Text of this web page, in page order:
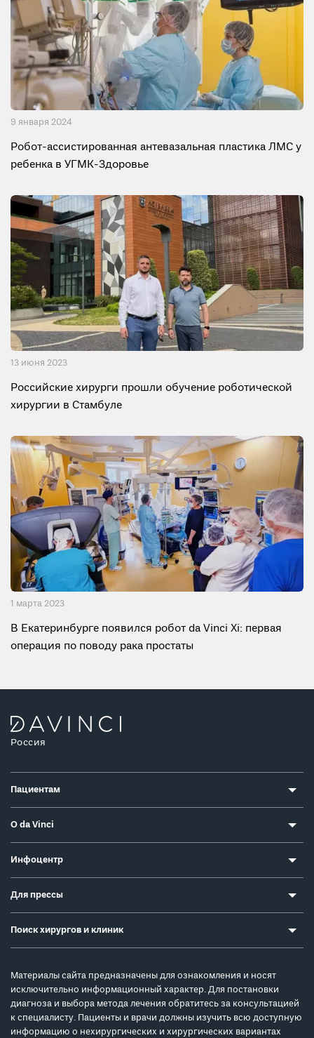
9 января 2024
Робот-ассистированная антевазальная пластика ЛМС у
ребенка в УГМК-Здоровье
13 июня 2023
Российские хирурги прошли обучение роботической
хирургии в Стамбуле
1 мартa 2023
В Екатеринбурге появился робот da Vinci Xi: первая
операция по поводу рака простаты
Россия
Пациентам
О da Vinci
Инфоцентр
Для прессы
Поиск хирургов и клиник
Материалы сайта предназначены для ознакомления и носят
исключительно информационный характер. Для постановки
диагноза и выбора метода лечения обратитесь за консультацией
к специалисту. Пациенты и врачи должны изучить всю доступную
информацию о нехирургических и хирургических вариантах